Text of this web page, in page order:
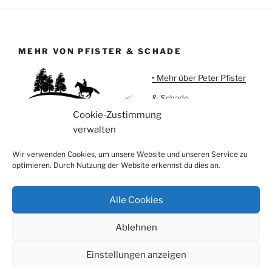
Cookie-Zustimmung
verwalten
Wir verwenden Cookies, um unsere Website und unseren Service zu
optimieren. Durch Nutzung der Website erkennst du dies an.
Alle Cookies
Ablehnen
Einstellungen anzeigen
MEHR VON PFISTER & SCHADE
‣ Mehr über Peter Pfister
& Schade
‣ Urlaub auf Meggi'sFarm